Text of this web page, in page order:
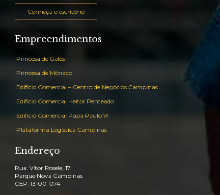
Conheça o escritório
Empreendimentos
Princesa de Gales
Princesa de Mônaco
Edifício Comercial – Centro de Negócios Campinas
Edifício Comercial Heitor Penteado
Edifício Comercial Papa Paulo VI
Plataforma Logística Campinas
Endereço
Rua: Vítor Rosele, 17
Parque Nova Campinas
CEP: 13100-074